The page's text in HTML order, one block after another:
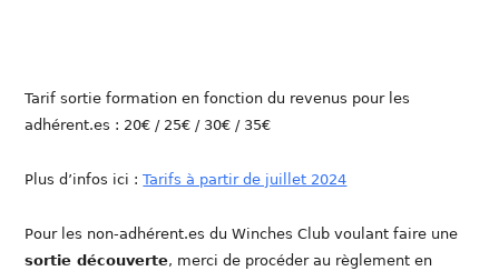
Tarif sortie formation en fonction du revenus pour les
adhérent.es : 20€ / 25€ / 30€ / 35€
Plus d’infos ici :Tarifs à partir de juillet 2024
Pour les non-adhérent.es du Winches Club voulant faire une
sortie découverte, merci de procéder au règlement en